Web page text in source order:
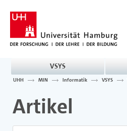
VSYS
UHH MIN Informatik VSYS
Artikel